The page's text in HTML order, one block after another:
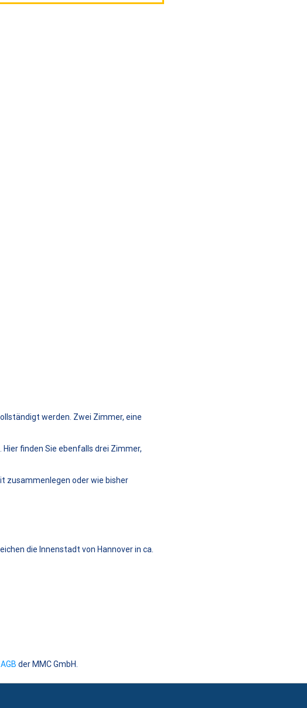
werden. Zwei Zimmer, eine
finden Sie ebenfalls drei Zimmer,
zusammenlegen oder wie bisher
die Innenstadt von Hannover in ca.
AGB der MMC GmbH.